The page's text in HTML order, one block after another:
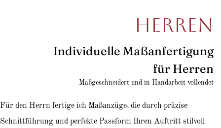
Herren
Individuelle Maßanfertigung
für Herren
Maßgeschneidert und in Handarbeit vollendet
Für den Herrn fertige ich Maßanzüge, die durch präzise
Schnittführung und perfekte Passform Ihren Auftritt stilvoll